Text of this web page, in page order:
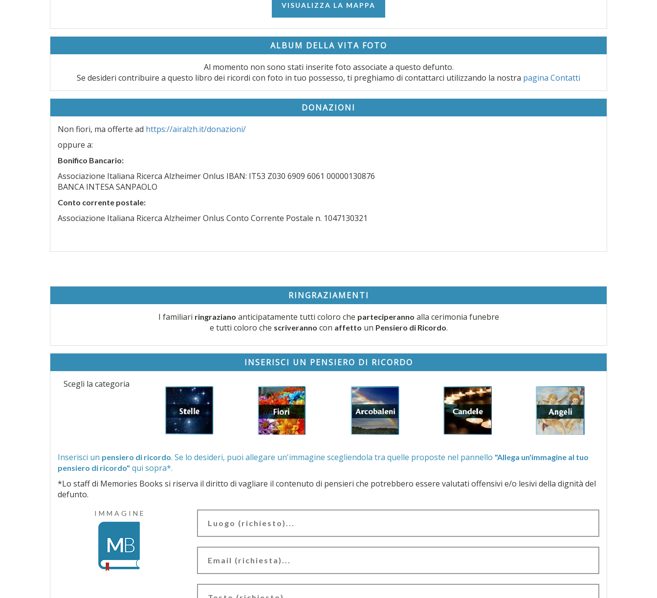
VISUALIZZA LA MAPPA
ALBUM DELLA VITA FOTO
Al momento non sono stati inserite foto associate a questo defunto.
Se desideri contribuire a questo libro dei ricordi con foto in tuo possesso, ti preghiamo di contattarci utilizzando la nostra pagina Contatti
DONAZIONI
Non fiori, ma offerte ad https://airalzh.it/donazioni/
oppure a:
Bonifico Bancario:
Associazione Italiana Ricerca Alzheimer Onlus IBAN: IT53 Z030 6909 6061 00000130876
BANCA INTESA SANPAOLO
Conto corrente postale:
Associazione Italiana Ricerca Alzheimer Onlus Conto Corrente Postale n. 1047130321
RINGRAZIAMENTI
I familiari ringraziano anticipatamente tutti coloro che parteciperanno alla cerimonia funebre
e tutti coloro che scriveranno con affetto un Pensiero di Ricordo.
INSERISCI UN PENSIERO DI RICORDO
Scegli la categoria
Inserisci un pensiero di ricordo . Se lo desideri, puoi allegare un'immagine scegliendola tra quelle proposte nel pannello "Allega un'immagine al tuo
pensiero di ricordo" qui sopra*.
*Lo staff di Memories Books si riserva il diritto di vagliare il contenuto di pensieri che potrebbero essere valutati offensivi e/o lesivi della dignità del
defunto.
IMMAGINE